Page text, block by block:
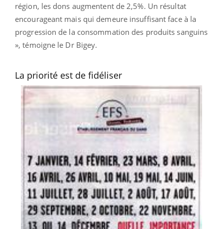
région, les dons augmentent de 2,5%. Un résultat
encourageant mais qui demeure insuffisant face à la
progression de la consommation des produits sanguins
», témoigne le Dr Bigey.
La priorité est de fidéliser